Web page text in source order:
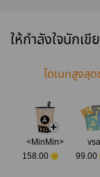
ให้กำลังใจนักเขี
โดเนทสูงสุ
<MinMin>
158.00
99.00